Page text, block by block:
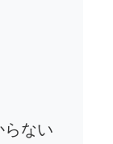
らない